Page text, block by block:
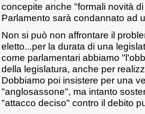
concepite anche "formali novità
Parlamento sarà condannato ad
Non si può non affrontare il
eletto...per la durata di una
come parlamentari abbiamo
della legislatura, anche per
Dobbiamo poi insistere per una
"anglosassone", ma intanto
"attacco deciso" contro il debito